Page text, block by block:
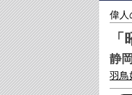
偉人
静
羽鳥